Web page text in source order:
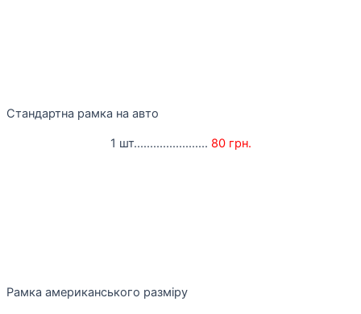
Стандартна рамка на авто
1 шт....................... 80 грн.
Рамка американського разміру